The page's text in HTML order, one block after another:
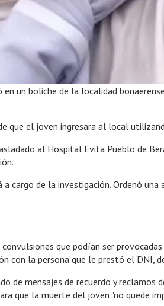
un boliche de la localidad
que el joven ingresara al local
al Hospital Evita Pueblo de
cargo de la investigación. Ordenó
que podían ser
con la persona que le prestó el
de mensajes de recuerdo y reclamos
que la muerte del joven "no quede